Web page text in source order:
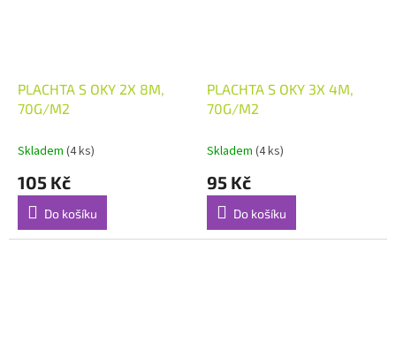
PLACHTA S OKY 2X 8M,
70G/M2
Skladem (4 ks)
105 Kč
Do košíku
PLACHTA S OKY 3X 4M,
70G/M2
Skladem (4 ks)
95 Kč
Do košíku